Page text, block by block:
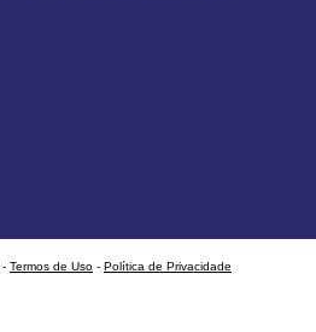
- Termos de Uso - Política de Privacidade